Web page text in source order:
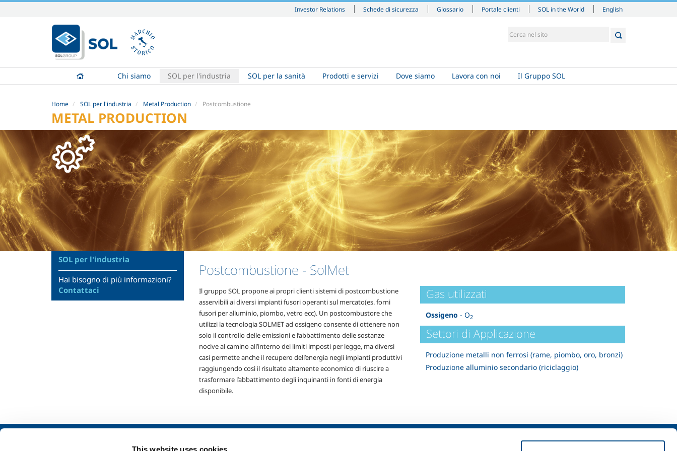
This website uses cookies
Investor Relations Schede di sicurezza Glossario Portale clienti SOL in the World
contenuti.
|
Salta
navigazione
English
Chi siamo SOL per l'industria SOL per la sanità Prodotti e servizi Dove siamo Lavora con noi Il Gruppo SOL
Home SOL per l'industria Metal Production Postcombustione
METAL PRODUCTION
Postcombustione - SolMet
Il gruppo SOL propone ai propri clienti sistemi di postcombustione
asservibili ai diversi impianti fusori operanti sul mercato(es. forni
fusori per alluminio, piombo, vetro ecc). Un postcombustore che
utilizzi la tecnologia SOLMET ad ossigeno consente di ottenere non
solo il controllo delle emissioni e l’abbattimento delle sostanze
nocive al camino all’interno dei limiti imposti per legge, ma diversi
casi permette anche il recupero dell’energia negli impianti produttivi
raggiungendo così il risultato altamente economico di riuscire a
trasformare l’abbattimento degli inquinanti in fonti di energia
disponibile.
Gas utilizzati
Ossigeno - O2
Settori di Applicazione
Produzione metalli non ferrosi (rame, piombo, oro, bronzi)
Produzione alluminio secondario (riciclaggio)
SOL per l'industria
Hai bisogno di più informazioni?
Contattaci